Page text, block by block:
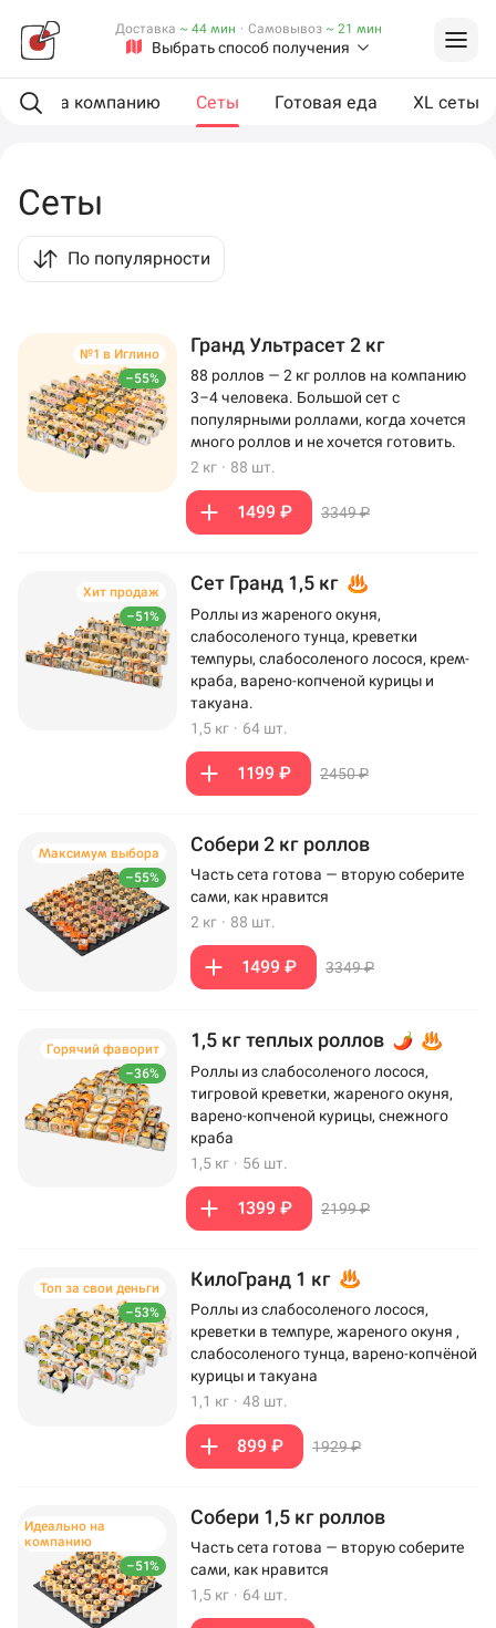
Выбрать способ получения
Доставка ~ 44 мин · Самовывоз ~ 21 мин
На компанию Сеты Готовая еда XL сеты
Сеты
По популярности
–55%
№1 в Иглино Гранд Ультрасет 2 кг
88 роллов — 2 кг роллов на компанию
3–4 человека. Большой сет с
популярными роллами, когда хочется
много роллов и не хочется готовить.
2 кг · 88 шт.
1499 ₽ 3349 ₽
–51%
Хит продаж Сет Гранд 1,5 кг
Роллы из жареного окуня,
слабосоленого тунца, креветки
темпуры, слабосоленого лосося, крем-
краба, варено-копченой курицы и
такуана.
1,5 кг · 64 шт.
1199 ₽ 2450 ₽
–55%
Максимум выбора Собери 2 кг роллов
Часть сета готова — вторую соберите
сами, как нравится
2 кг · 88 шт.
1499 ₽ 3349 ₽
–36%
Горячий фаворит 1,5 кг теплых роллов
Роллы из слабосоленого лосося,
тигровой креветки, жареного окуня,
варено-копченой курицы, снежного
краба
1,5 кг · 56 шт.
1399 ₽ 2199 ₽
–53%
Топ за свои деньги КилоГранд 1 кг
Роллы из слабосоленого лосося,
креветки в темпуре, жареного окуня ,
слабосоленого тунца, варено-копчёной
курицы и такуана
1,1 кг · 48 шт.
899 ₽ 1929 ₽
–51%
Идеально на
компанию
Собери 1,5 кг роллов
Часть сета готова — вторую соберите
сами, как нравится
1,5 кг · 64 шт.